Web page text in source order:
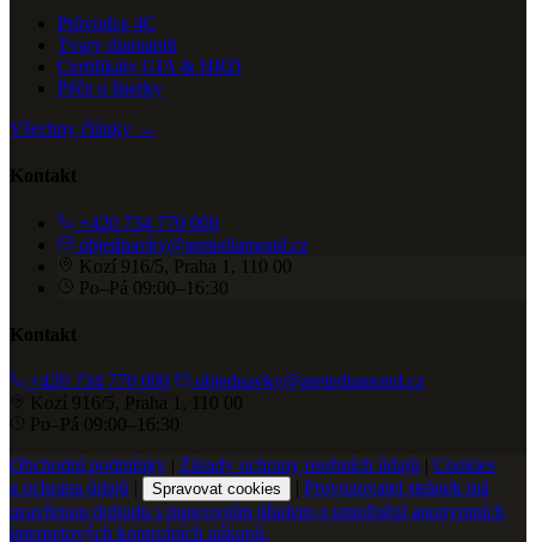
Průvodce 4C
Tvary diamantů
Certifikáty GIA & HRD
Péče o šperky
Všechny články →
Kontakt
+420 734 770 000
objednavky@aretediamond.cz
Kozí 916/5, Praha 1, 110 00
Po–Pá 09:00–16:30
Kontakt
+420 734 770 000
objednavky@aretediamond.cz
Kozí 916/5, Praha 1, 110 00
Po–Pá 09:00–16:30
Obchodní podmínky | Zásady ochrany osobních údajů | Cookies
a ochrana údajů | Spravovat cookies | Provozovatel stránek má
uzavřenou dohodu s puncovním úřadem o umožnění anonymních
internetových kontrolních nákupů.